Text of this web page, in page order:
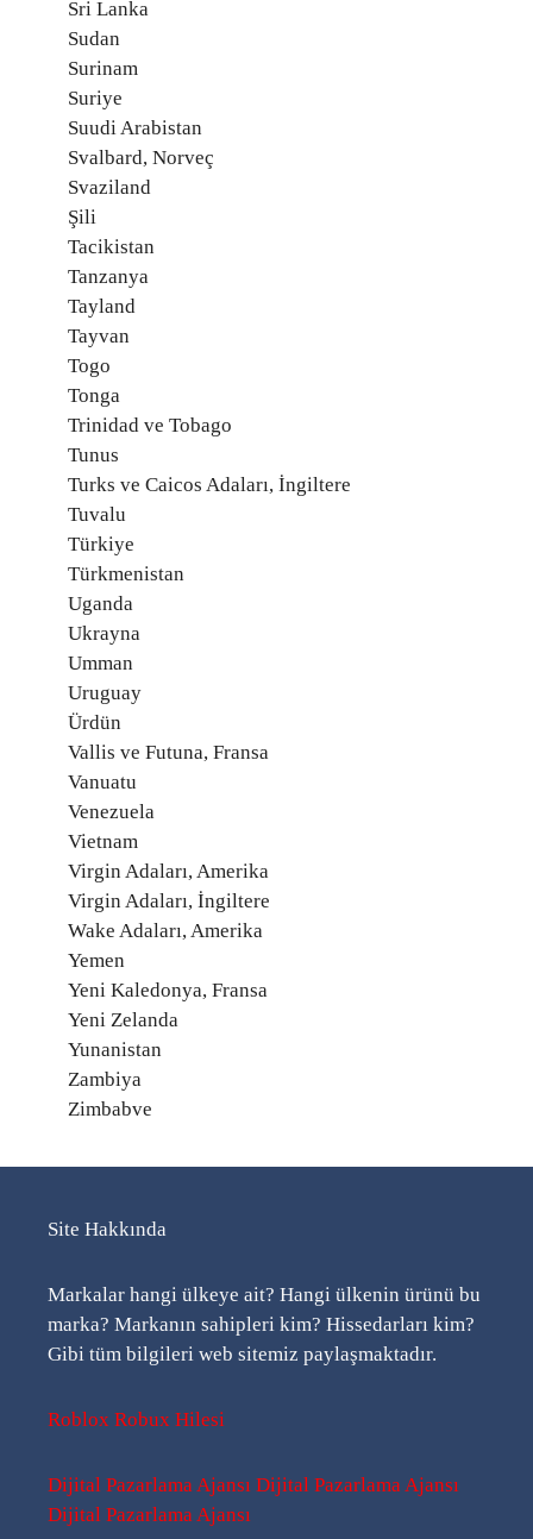
Sri Lanka
Sudan
Surinam
Suriye
Suudi Arabistan
Svalbard, Norveç
Svaziland
Şili
Tacikistan
Tanzanya
Tayland
Tayvan
Togo
Tonga
Trinidad ve Tobago
Tunus
Turks ve Caicos Adaları, İngiltere
Tuvalu
Türkiye
Türkmenistan
Uganda
Ukrayna
Umman
Uruguay
Ürdün
Vallis ve Futuna, Fransa
Vanuatu
Venezuela
Vietnam
Virgin Adaları, Amerika
Virgin Adaları, İngiltere
Wake Adaları, Amerika
Yemen
Yeni Kaledonya, Fransa
Yeni Zelanda
Yunanistan
Zambiya
Zimbabve
Site Hakkında
Markalar hangi ülkeye ait? Hangi ülkenin ürünü bu
marka? Markanın sahipleri kim? Hissedarları kim?
Gibi tüm bilgileri web sitemiz paylaşmaktadır.
Roblox Robux Hilesi
Dijital Pazarlama Ajansı Dijital Pazarlama Ajansı
Dijital Pazarlama Ajansı